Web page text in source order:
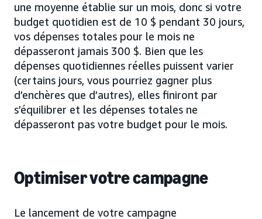
une moyenne établie sur un mois, donc si votre
budget quotidien est de 10 $ pendant 30 jours,
vos dépenses totales pour le mois ne
dépasseront jamais 300 $. Bien que les
dépenses quotidiennes réelles puissent varier
(certains jours, vous pourriez gagner plus
d’enchères que d’autres), elles finiront par
s’équilibrer et les dépenses totales ne
dépasseront pas votre budget pour le mois.
Optimiser votre campagne
Le lancement de votre campagne